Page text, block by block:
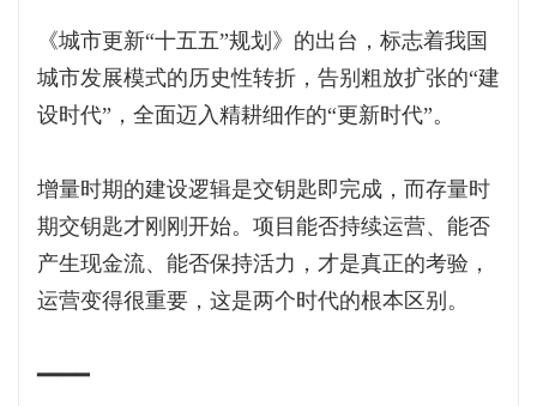
《城市更新“十五五”规划》的出台，标志着我国
城市发展模式的历史性转折，告别粗放扩张的“建
设时代”，全面迈入精耕细作的“更新时代”。
增量时期的建设逻辑是交钥匙即完成，而存量时
期交钥匙才刚刚开始。项目能否持续运营、能否
产生现金流、能否保持活力，才是真正的考验，
运营变得很重要，这是两个时代的根本区别。
━━━━